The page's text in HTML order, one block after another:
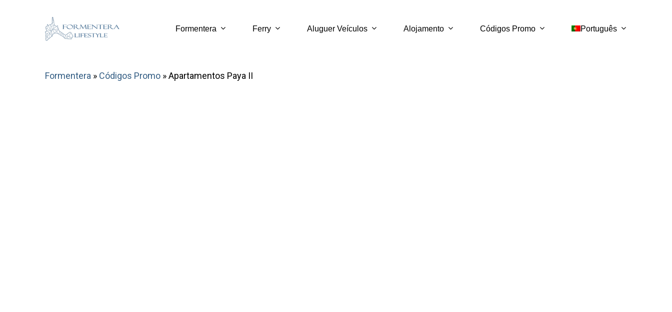
Formentera Ferry Aluguer Veículos Alojamento Códigos Promo Português
Formentera » Códigos Promo »Apartamentos Paya II